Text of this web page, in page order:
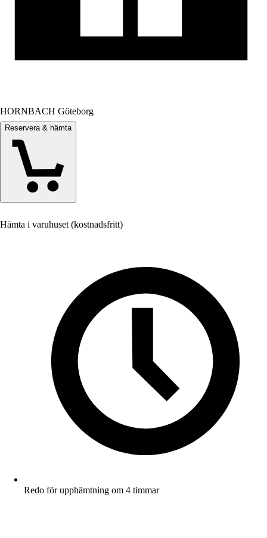
HORNBACH Göteborg
Reservera & hämta
Hämta i varuhuset (kostnadsfritt)
Redo för upphämtning om 4 timmar